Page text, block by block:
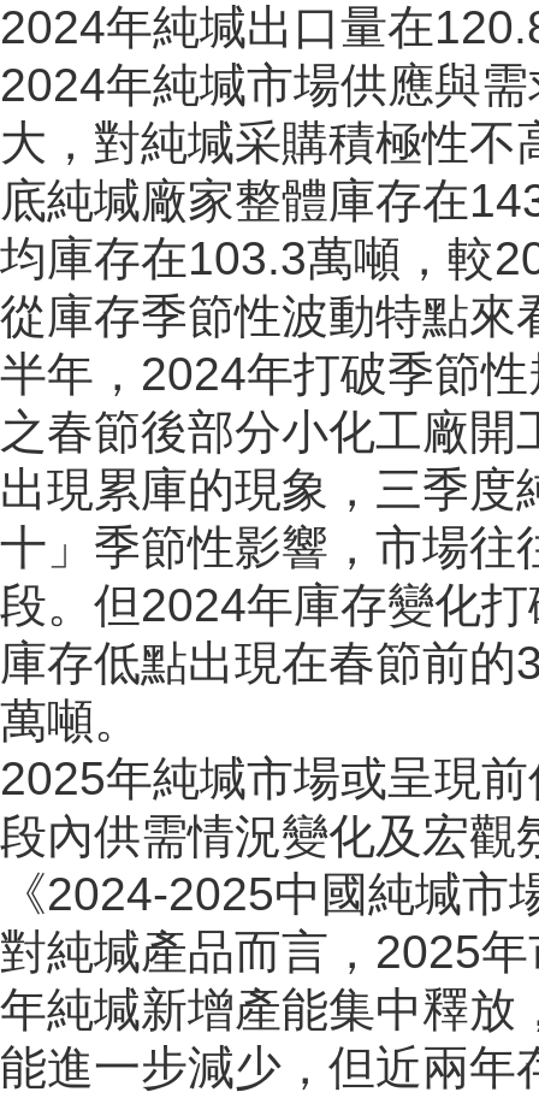
2024年純堿出口量在
2024年純堿市場供應與
大，對純堿采購積極性
底純堿廠家整體庫存在
均庫存在103.3萬噸，較
從庫存季節性波動特點來
半年，2024年打破季節
之春節後部分小化工廠
出現累庫的現象，三季
十」季節性影響，市場往
段。但2024年庫存變化
庫存低點出現在春節前
萬噸。
2025年純堿市場或呈現
段內供需情況變化及宏觀
《2024-2025中國純堿
對純堿產品而言，2025
年純堿新增產能集中釋
能進一步減少，但近兩年